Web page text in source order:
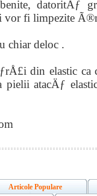
datoritÄƒ
fi limpezite
chiar deloc .
din elastic ca
pielii atacÄƒ
Articole Populare